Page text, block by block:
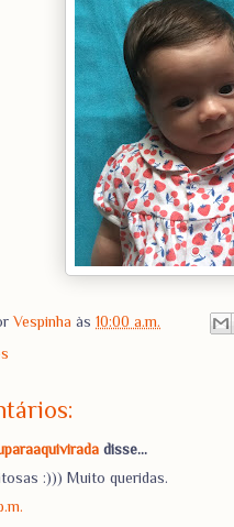
Vespinha às 10:00 a.m.
disse...
:))) Muito queridas.